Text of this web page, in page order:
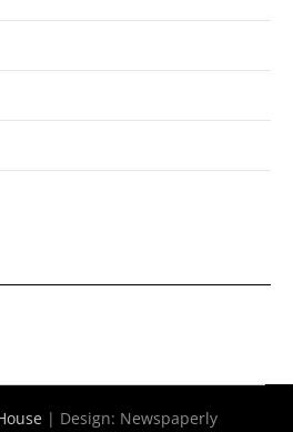
| Design: Newspaperly